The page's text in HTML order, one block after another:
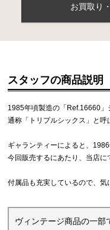
お買取り
スタッフの商品説明
1985年頃製造の「Ref.16660」
通称「トリプルシックス」と呼
ギャランティーによると、
今回販売するにあたり、当店に
付属品も充実しているので、気
ヴィンテージ商品の一部